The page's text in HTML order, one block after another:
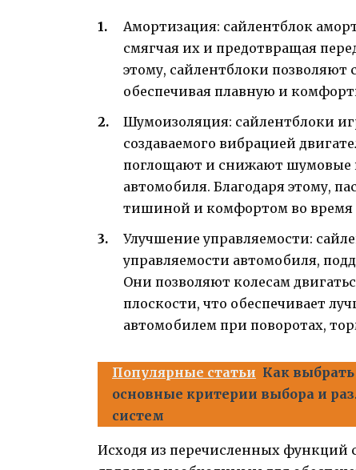
Амортизация: сайлентблок
смягчая их и предотвращая
этому, сайлентблоки позволяют
обеспечивая плавную и
Шумоизоляция: сайлентблоки
создаваемого вибрацией
поглощают и снижают шумовые
автомобиля. Благодаря этому,
тишиной и комфортом во время
Улучшение управляемости:
управляемости автомобиля,
Они позволяют колесам
плоскости, что обеспечивает
автомобилем при поворотах,
Популярные статьи Как
основные критерии выбора и
систем
Исходя из перечисленных функций